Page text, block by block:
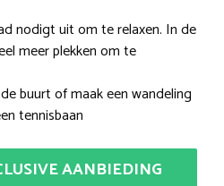
nodigt uit om te relaxen. In de
meer plekken om te
buurt of maak een wandeling
tennisbaan
AANBIEDING